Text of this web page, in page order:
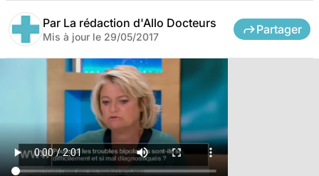
Par La rédaction d'Allo Docteurs
Mis à jour le 29/05/2017
Partager